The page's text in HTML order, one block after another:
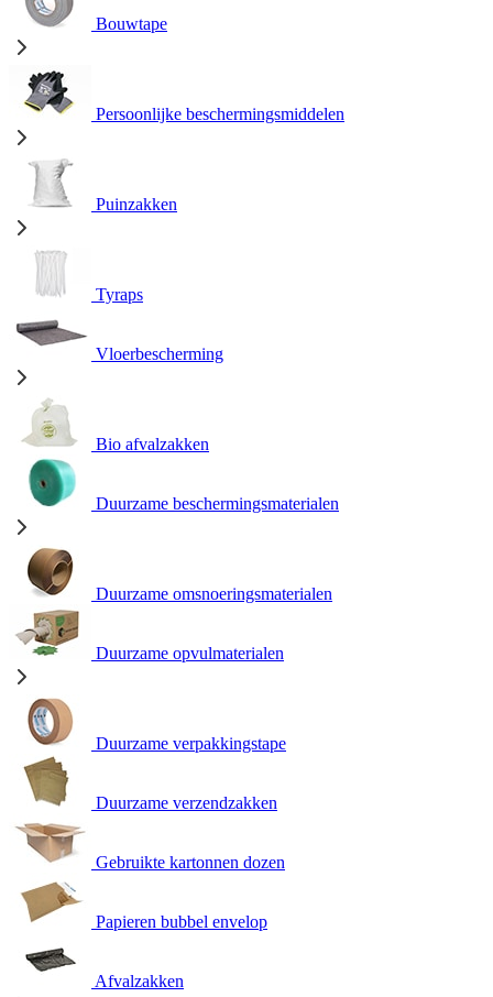
Bouwtape
Persoonlijke beschermingsmiddelen
Puinzakken
Tyraps
Vloerbescherming
Bio afvalzakken
Duurzame beschermingsmaterialen
Duurzame omsnoeringsmaterialen
Duurzame opvulmaterialen
Duurzame verpakkingstape
Duurzame verzendzakken
Gebruikte kartonnen dozen
Papieren bubbel envelop
Afvalzakken